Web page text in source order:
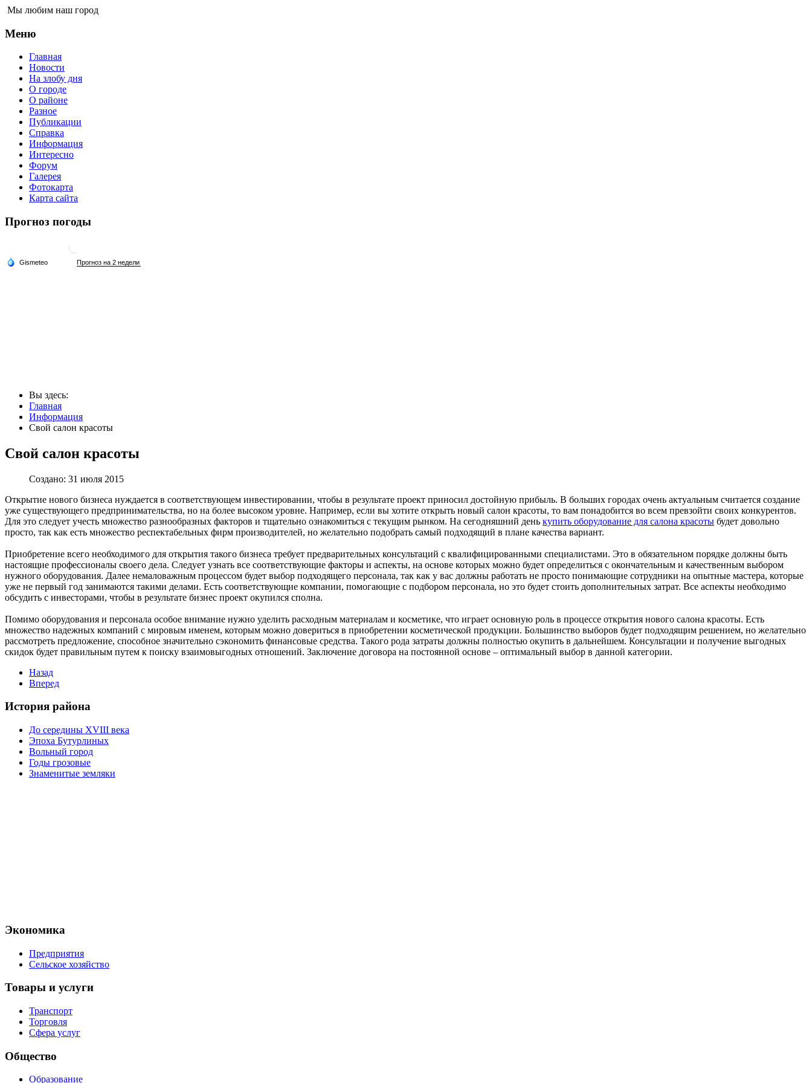
Мы любим наш город
Меню
Главная
Новости
На злобу дня
О городе
О районе
Разное
Публикации
Справка
Информация
Интересно
Форум
Галерея
Фотокарта
Карта сайта
Прогноз погоды
Вы здесь:
Главная
Информация
Свой салон красоты
Свой салон красоты
Создано: 31 июля 2015
Открытие нового бизнеса нуждается в соответствующем инвестировании, чтобы в результате проект приносил достойную прибыль. В больших городах очень актуальным считается создание
уже существующего предпринимательства, но на более высоком уровне. Например, если вы хотите открыть новый салон красоты, то вам понадобится во всем превзойти своих конкурентов.
Для это следует учесть множество разнообразных факторов и тщательно ознакомиться с текущим рынком. На сегодняшний день купить оборудование для салона красоты будет довольно
просто, так как есть множество респектабельных фирм производителей, но желательно подобрать самый подходящий в плане качества вариант.
Приобретение всего необходимого для открытия такого бизнеса требует предварительных консультаций с квалифицированными специалистами. Это в обязательном порядке должны быть
настоящие профессионалы своего дела. Следует узнать все соответствующие факторы и аспекты, на основе которых можно будет определиться с окончательным и качественным выбором
нужного оборудования. Далее немаловажным процессом будет выбор подходящего персонала, так как у вас должны работать не просто понимающие сотрудники на опытные мастера, которые
уже не первый год занимаются такими делами. Есть соответствующие компании, помогающие с подбором персонала, но это будет стоить дополнительных затрат. Все аспекты необходимо
обсудить с инвесторами, чтобы в результате бизнес проект окупился сполна.
Помимо оборудования и персонала особое внимание нужно уделить расходным материалам и косметике, что играет основную роль в процессе открытия нового салона красоты. Есть
множество надежных компаний с мировым именем, которым можно довериться в приобретении косметической продукции. Большинство выборов будет подходящим решением, но желательно
рассмотреть предложение, способное значительно сэкономить финансовые средства. Такого рода затраты должны полностью окупить в дальнейшем. Консультации и получение выгодных
скидок будет правильным путем к поиску взаимовыгодных отношений. Заключение договора на постоянной основе – оптимальный выбор в данной категории.
Назад
Вперед
История района
До середины XVIII века
Эпоха Бутурлиных
Вольный город
Годы грозовые
Знаменитые земляки
Экономика
Предприятия
Сельское хозяйство
Товары и услуги
Транспорт
Торговля
Сфера услуг
Общество
Образование